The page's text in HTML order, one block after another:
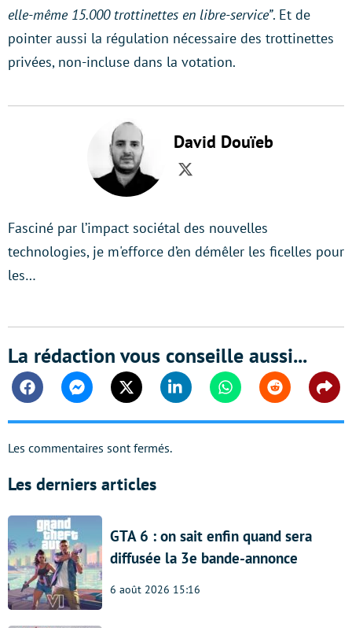
elle-même 15.000 trottinettes en libre-service”. Et de
pointer aussi la régulation nécessaire des trottinettes
privées, non-incluse dans la votation.
David Douïeb
Twitter
Fasciné par l’impact sociétal des nouvelles
technologies, je m'efforce d’en démêler les ficelles pour
les…
La rédaction vous conseille aussi...
FacebookMessengerTwitter Linkedin WhatsappReddit
Les commentaires sont fermés.
Les derniers articles
GTA 6 : on sait enfin quand sera
diffusée la 3e bande-annonce
6 août 2026 15:16